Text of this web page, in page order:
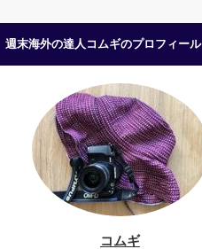
週末海外の達人コムギのプロフィール
コムギ